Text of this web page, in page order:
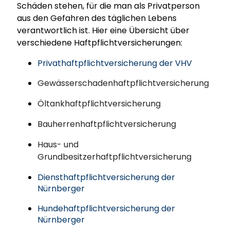
Schäden stehen, für die man als Privatperson
aus den Gefahren des täglichen Lebens
verantwortlich ist. Hier eine Übersicht über
verschiedene Haftpflichtversicherungen:
Privathaftpflichtversicherung der VHV
Gewässerschadenhaftpflichtversicherung
Öltankhaftpflichtversicherung
Bauherrenhaftpflichtversicherung
Haus- und
Grundbesitzerhaftpflichtversicherung
Diensthaftpflichtversicherung der
Nürnberger
Hundehaftpflichtversicherung der
Nürnberger